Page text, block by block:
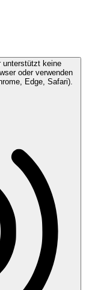
unterstützt keine
oder verwenden
Edge, Safari).